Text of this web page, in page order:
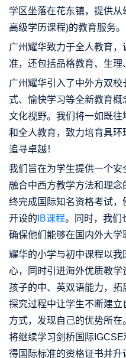
学区坐落在花东镇，提供
高级学历课程)的教育服务。
广州耀华致力于全人教育
准，还包括品格教育、生理
广州耀华引入了中外方双
式、愉快学习等全新教育
文化视野。我们将一如既
和全人教育，致力培育具环
追寻卓越！
我们旨在为学生提供一个
融合中西方教学方法和理
终完成国际知名资格考试
开设的 IB课程。同时，我们
确保他们能够在国内外大学
耀华的小学与初中课程以
心，同时引进海外优质教
孩子的中、英双语能力，
探究过程中让学生不断建
方式，发现自己的优势所
将继续学习剑桥国际
得国际标准的资格证书并升